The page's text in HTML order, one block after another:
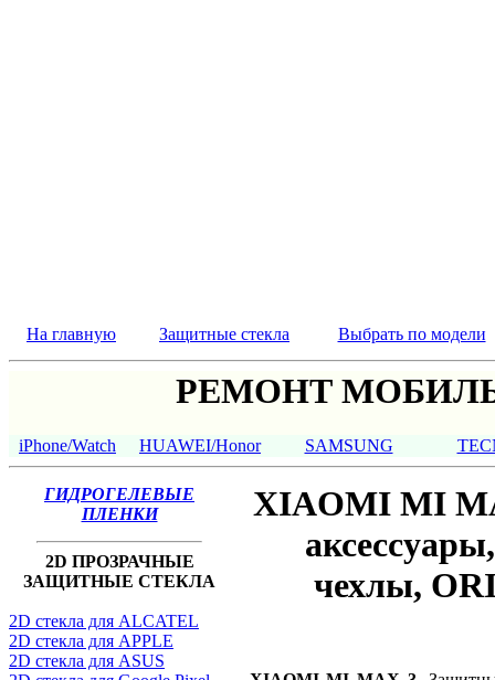
На главную Защитные стекла Выбрать по модели
РЕМОНТ
iPhone/Watch HUAWEI/Honor SAMSUNG
ГИДРОГЕЛЕВЫЕ
ПЛЕНКИ
2D ПРОЗРАЧНЫЕ
ЗАЩИТНЫЕ СТЕКЛА
2D стекла для ALCATEL
2D стекла для APPLE
2D стекла для ASUS
XIAOMI MI
чехлы,